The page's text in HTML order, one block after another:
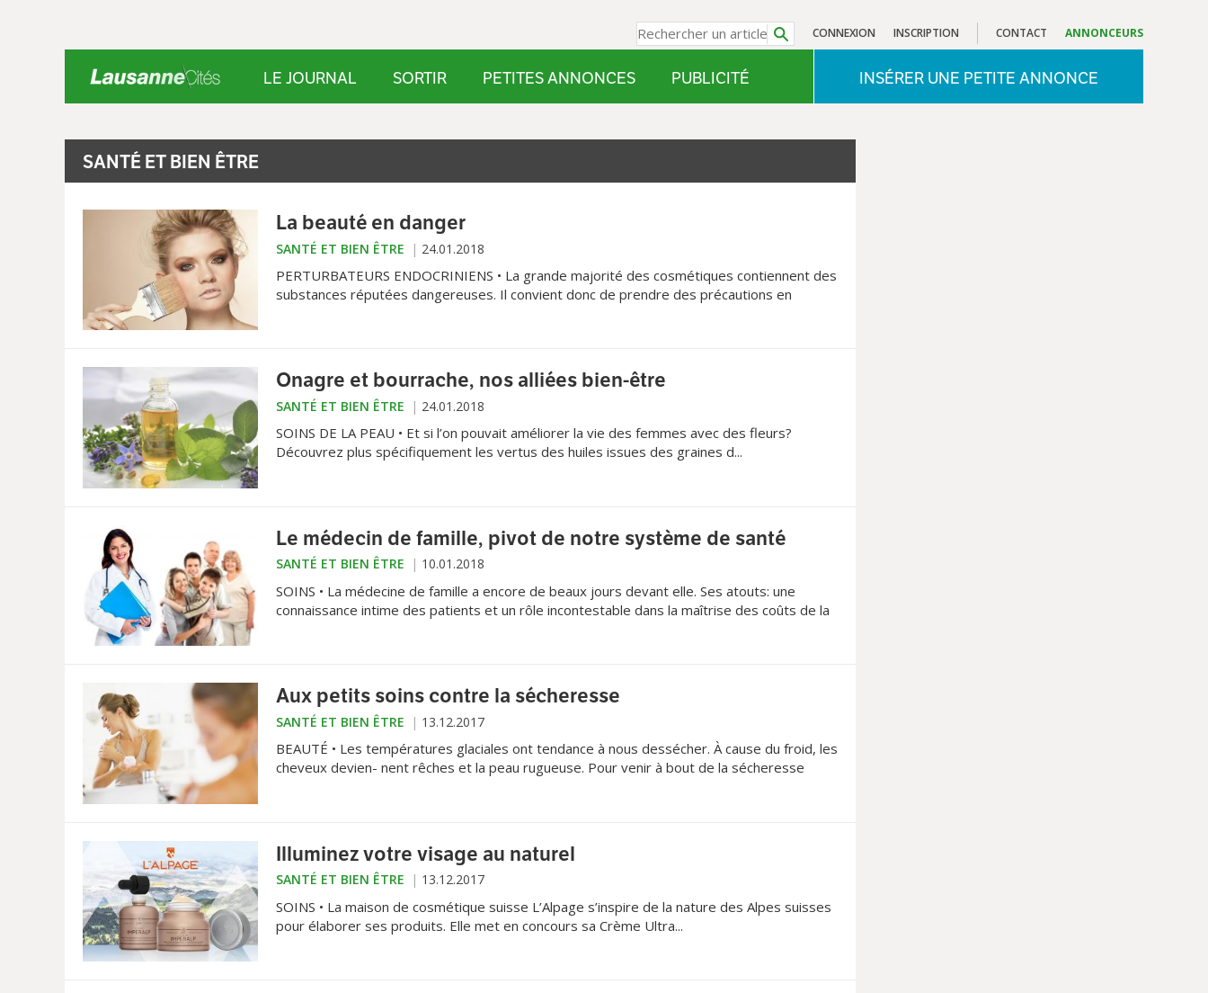
CONTACT ANNONCEURS
CONNEXION INSCRIPTION
LE JOURNAL SORTIR PETITES ANNONCES PUBLICITÉ INSÉRER UNE PETITE ANNONCE
SANTÉ ET BIEN ÊTRE
La beauté en danger
SANTÉ ET BIEN ÊTRE 24.01.2018
PERTURBATEURS ENDOCRINIENS • La grande majorité des cosmétiques contiennent des
substances réputées dangereuses. Il convient donc de prendre des précautions en
Onagre et bourrache, nos alliées bien-être
SANTÉ ET BIEN ÊTRE 24.01.2018
SOINS DE LA PEAU • Et si l’on pouvait améliorer la vie des femmes avec des fleurs?
Découvrez plus spécifiquement les vertus des huiles issues des graines d...
Le médecin de famille, pivot de notre système de santé
SANTÉ ET BIEN ÊTRE 10.01.2018
SOINS • La médecine de famille a encore de beaux jours devant elle. Ses atouts: une
connaissance intime des patients et un rôle incontestable dans la maîtrise des coûts de la
Aux petits soins contre la sécheresse
SANTÉ ET BIEN ÊTRE 13.12.2017
BEAUTÉ • Les températures glaciales ont tendance à nous dessécher. À cause du froid, les
cheveux devien- nent rêches et la peau rugueuse. Pour venir à bout de la sécheresse
Illuminez votre visage au naturel
SANTÉ ET BIEN ÊTRE 13.12.2017
SOINS • La maison de cosmétique suisse L’Alpage s’inspire de la nature des Alpes suisses
pour élaborer ses produits. Elle met en concours sa Crème Ultra...